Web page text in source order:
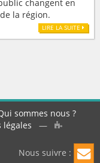
changent en
la région.
LIRE LA SUITE
sommes nous ?
légales —
Nous suivre :